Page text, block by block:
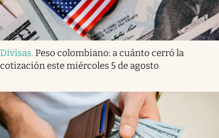
Divisas. Peso colombiano: a cuánto cerró la
cotización este miércoles 5 de agosto